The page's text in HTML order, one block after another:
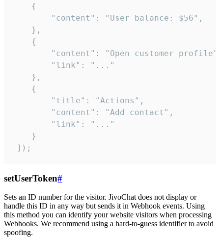
    {
        "content": "User balance: $56",
    },
    {
"content": "Open customer
        "link": "..."
    },
    {
        "title": "Actions",
        "content": "Add contact",
        "link": "..."
    }
]);
setUserToken#
Sets an ID number for the visitor. JivoChat does not display or
handle this ID in any way but sends it in Webhook events. Using
this method you can identify your website visitors when processing
Webhooks. We recommend using a hard-to-guess identifier to avoid
spoofing.